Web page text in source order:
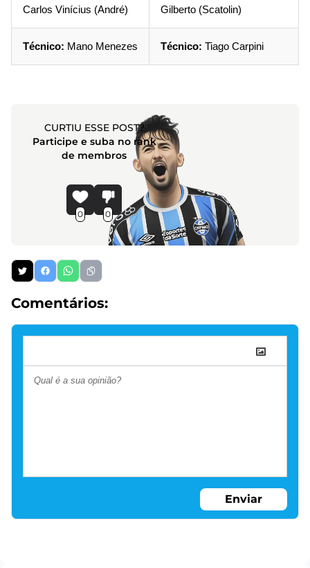
Carlos Vinícius (André) Gilberto (Scatolin)
Técnico: Mano Menezes Técnico: Tiago Carpini
CURTIU ESSE POST?
Participe e suba no rank
de membros
0 0
Comentários:
Enviar